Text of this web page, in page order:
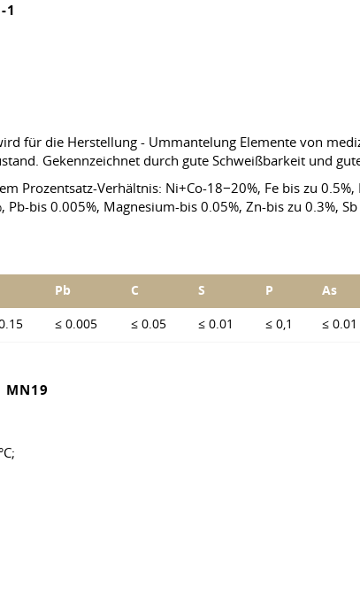
1
für die Herstellung - Ummantelung Elemente von
Gekennzeichnet durch gute Schweißbarkeit und
Prozentsatz-Verhältnis: Ni+Co-18−20%, Fe bis zu
Pb-bis 0.005%, Magnesium-bis 0.05%, Zn-bis zu 0.3%,
Pb C S P As
≤ 0.005 ≤ 0.05 ≤ 0.01 ≤ 0,1 ≤ 0.01